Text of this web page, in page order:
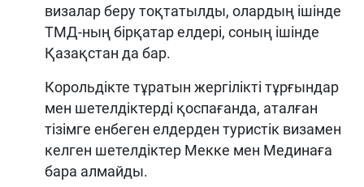
визалар беру тоқтатылды, олардың ішінде
ТМД-ның бірқатар елдері, соның ішінде
Қазақстан да бар.
Корольдікте тұратын жергілікті тұрғындар
мен шетелдіктерді қоспағанда, аталған
тізімге енбеген елдерден туристік визамен
келген шетелдіктер Мекке мен Мединаға
бара алмайды.